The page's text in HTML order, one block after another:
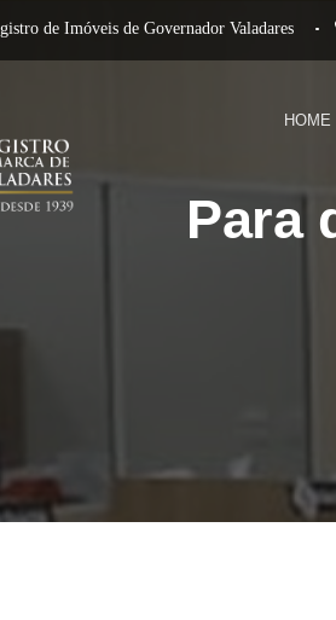
de Imóveis de Governador Valadares
HOME
Para